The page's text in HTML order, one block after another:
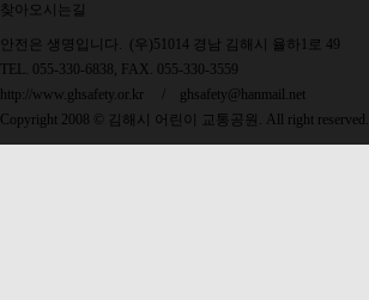
찾아오시는길
안전은 생명입니다. (우)51014 경남 김해시 율하1로 49
TEL. 055-330-6838, FAX. 055-330-3559
http://www.ghsafety.or.kr
ghsafety@hanmail.net
Copyright 2008 © 김해시 어린이 교통공원. All right reserved.